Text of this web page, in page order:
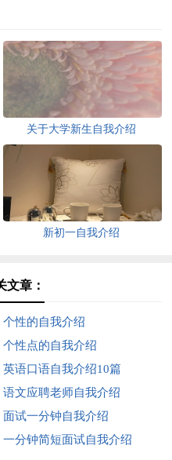
关于大学新生自我介绍
新初一自我介绍
文章：
个性的自我介绍
个性点的自我介绍
英语口语自我介绍10篇
语文应聘老师自我介绍
面试一分钟自我介绍
一分钟简短面试自我介绍